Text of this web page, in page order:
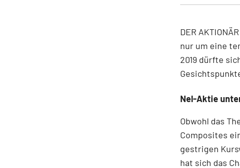
DER
nur um eine
2019 dürfte
Nel-Aktie
Obwohl das
Composites
gestrigen
hat sich das